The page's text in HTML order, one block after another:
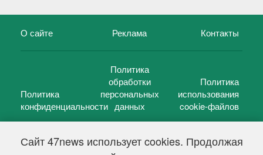
Сайт 47news использует cookies. Продолжая
О сайте Реклама Контакты
Политика
конфиденциальности
Политика
обработки
персональных
данных
Политика
использования
cookie-файлов